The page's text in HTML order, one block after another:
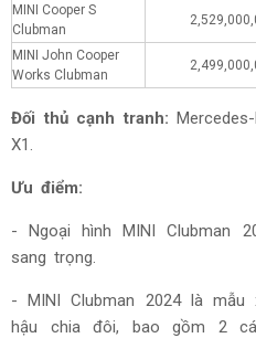
MINI Cooper S
Clubman
MINI John Cooper
Works Clubman
Đối thủ cạnh tranh:
X1.
Ưu điểm:
- Ngoại hình
MINI Clubman
sang trọng.
- MINI Clubman 2024 là
hậu chia đôi, bao gồm 2